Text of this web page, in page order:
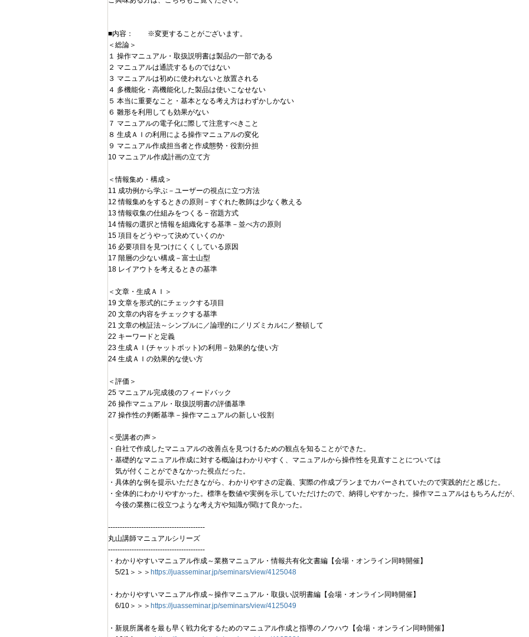
■内容： ※変更することがございます。
＜総論＞
１ 操作マニュアル・取扱説明書は製品の一部である
２ マニュアルは通読するものではない
３ マニュアルは初めに使われないと放置される
４ 多機能化・高機能化した製品は使いこなせない
５ 本当に重要なこと・基本となる考え方はわずかしかない
６ 雛形を利用しても効果がない
７ マニュアルの電子化に際して注意すべきこと
８ 生成ＡＩの利用による操作マニュアルの変化
９ マニュアル作成担当者と作成態勢・役割分担
10 マニュアル作成計画の立て方
＜情報集め・構成＞
11 成功例から学ぶ－ユーザーの視点に立つ方法
12 情報集めをするときの原則－すぐれた教師は少なく教える
13 情報収集の仕組みをつくる－宿題方式
14 情報の選択と情報を組織化する基準－並べ方の原則
15 項目をどうやって決めていくのか
16 必要項目を見つけにくくしている原因
17 階層の少ない構成－富士山型
18 レイアウトを考えるときの基準
＜文章・生成ＡＩ＞
19 文章を形式的にチェックする項目
20 文章の内容をチェックする基準
21 文章の検証法～シンプルに／論理的に／リズミカルに／整頓して
22 キーワードと定義
23 生成ＡＩ(チャットボット)の利用－効果的な使い方
24 生成ＡＩの効果的な使い方
＜評価＞
25 マニュアル完成後のフィードバック
26 操作マニュアル・取扱説明書の評価基準
27 操作性の判断基準－操作マニュアルの新しい役割
＜受講者の声＞
・自社で作成したマニュアルの改善点を見つけるための観点を知ることができた。
・基礎的なマニュアル作成に対する概論はわかりやすく、マニュアルから操作性を見直すことについては
気が付くことができなかった視点だった。
・具体的な例を提示いただきながら、わかりやすさの定義、実際の作成プランまでカバーされていたので実践的だと感じた。
・全体的にわかりやすかった。標準を数値や実例を示していただけたので、納得しやすかった。操作マニュアルはもちろんだが、
今後の業務に役立つような考え方や知識が聞けて良かった。
-----------------------------------------
丸山講師マニュアルシリーズ
-----------------------------------------
・わかりやすいマニュアル作成～業務マニュアル・情報共有化文書編【会場・オンライン同時開催】
5/21＞＞＞ https://juasseminar.jp/seminars/view/4125048
・わかりやすいマニュアル作成～操作マニュアル・取扱い説明書編【会場・オンライン同時開催】
6/10＞＞＞ https://juasseminar.jp/seminars/view/4125049
・新規所属者を最も早く戦力化するためのマニュアル作成と指導のノウハウ【会場・オンライン同時開催】